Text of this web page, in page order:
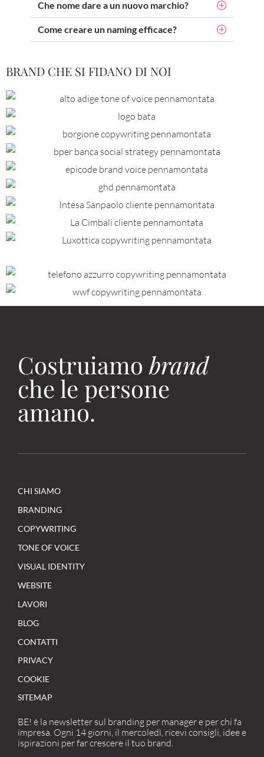
Che nome dare a un nuovo marchio?
Come creare un naming efficace?
BRAND CHE SI FIDANO DI NOI
Costruiamo brand
che le persone
amano.
CHI SIAMO
BRANDING
COPYWRITING
TONE OF VOICE
VISUAL IDENTITY
WEBSITE
LAVORI
BLOG
CONTATTI
PRIVACY
COOKIE
SITEMAP
BE! è la newsletter sul branding per manager e per chi fa
impresa. Ogni 14 giorni, il mercoledì, ricevi consigli, idee e
ispirazioni per far crescere il tuo brand.